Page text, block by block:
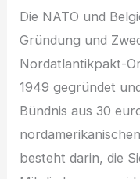
Die NATO und
Gründung und
Nordatlantikpakt-
1949 gegründet
Bündnis aus 30
besteht darin, die